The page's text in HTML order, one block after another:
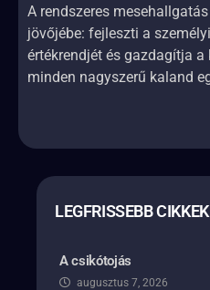
A rendszeres
jövőjébe: fejleszti a
értékrendjét és gazdagítja
minden nagyszerű kaland
LEGFRISSEBB CIKKEK
A csikótojás
augusztus 7, 2026